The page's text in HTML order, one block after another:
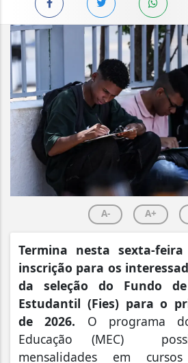
A- A+
Termina nesta sexta-
inscrição para os
da seleção do Fundo de
Estudantil (Fies) para o
de 2026. O programa
Educação (MEC)
mensalidades em